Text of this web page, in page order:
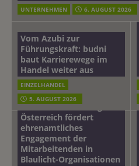
UNTERNEHMEN 6. AUGUST 2026
Vom Azubi zur
Führungskraft: budni
baut Karrierewege im
Handel weiter aus
EINZELHANDEL
5. AUGUST 2026
mehr vom leben tag: dm
Österreich fördert
ehrenamtliches
Engagement der
Mitarbeitenden in
Blaulicht-Organisationen